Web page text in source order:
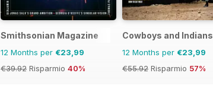
Smithsonian Magazine
12 Months per €23,99
€39.92 Risparmio 40%
Cowboys and Indians
12 Months per €23,99
€55.92 Risparmio 57%